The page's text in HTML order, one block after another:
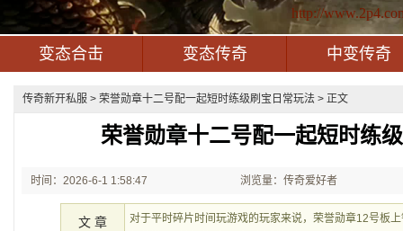
http://
变态合击 变态传奇 中变传奇
传奇新开私服 > 荣誉勋章十二号配一起短时练级刷宝日常玩法 > 正文
荣誉勋章十二号配一起短时练
时间：2026-6-1 1:58:47 浏览量：传奇爱好者
文 章
对于平时碎片时间玩游戏的玩家来说，荣誉勋章12号板